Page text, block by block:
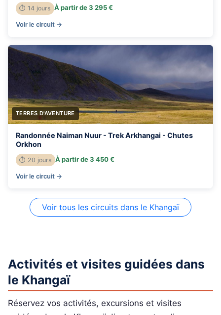
⏱ 14 jours À partir de 3 295 €
Voir le circuit →
TERRES D'AVENTURE
Randonnée Naiman Nuur - Trek Arkhangai - Chutes
Orkhon
⏱ 20 jours À partir de 3 450 €
Voir le circuit →
Voir tous les circuits dans le Khangaï
Activités et visites guidées dans
le Khangaï
Réservez vos activités, excursions et visites